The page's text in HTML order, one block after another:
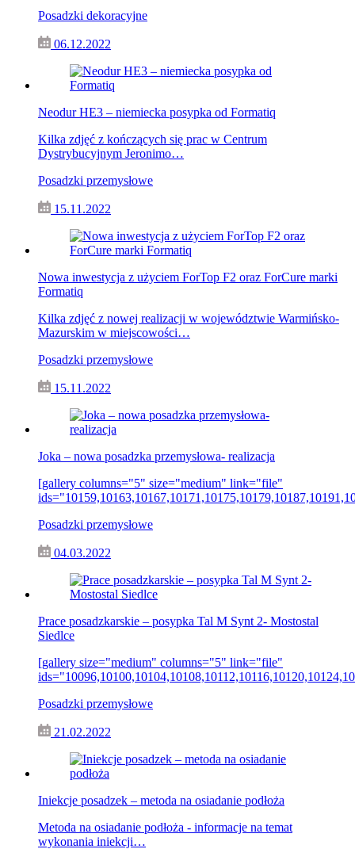
Posadzki dekoracyjne
06.12.2022
Neodur HE3 – niemiecka posypka od Formatiq
Kilka zdjęć z kończących się prac w Centrum
Dystrybucyjnym Jeronimo…
Posadzki przemysłowe
15.11.2022
Nowa inwestycja z użyciem ForTop F2 oraz ForCure marki
Formatiq
Kilka zdjęć z nowej realizacji w województwie Warmińsko-
Mazurskim w miejscowości…
Posadzki przemysłowe
15.11.2022
Joka – nowa posadzka przemysłowa- realizacja
[gallery columns="5" size="medium" link="file"
Posadzki przemysłowe
04.03.2022
Prace posadzkarskie – posypka Tal M Synt 2- Mostostal
Siedlce
[gallery size="medium" columns="5" link="file"
Posadzki przemysłowe
21.02.2022
Iniekcje posadzek – metoda na osiadanie podłoża
Metoda na osiadanie podłoża - informacje na temat
wykonania iniekcji…